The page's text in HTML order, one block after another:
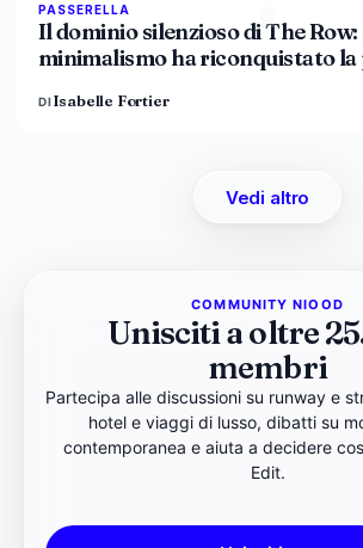
PASSERELLA
Il dominio silenzioso di The
minimalismo ha riconquistato la
DIIsabelle Fortier
Vedi altro
COMMUNITY NIOOD
Unisciti a oltre
membri
Partecipa alle discussioni su runway e
hotel e viaggi di lusso, dibatti su
contemporanea e aiuta a decidere
Edit.